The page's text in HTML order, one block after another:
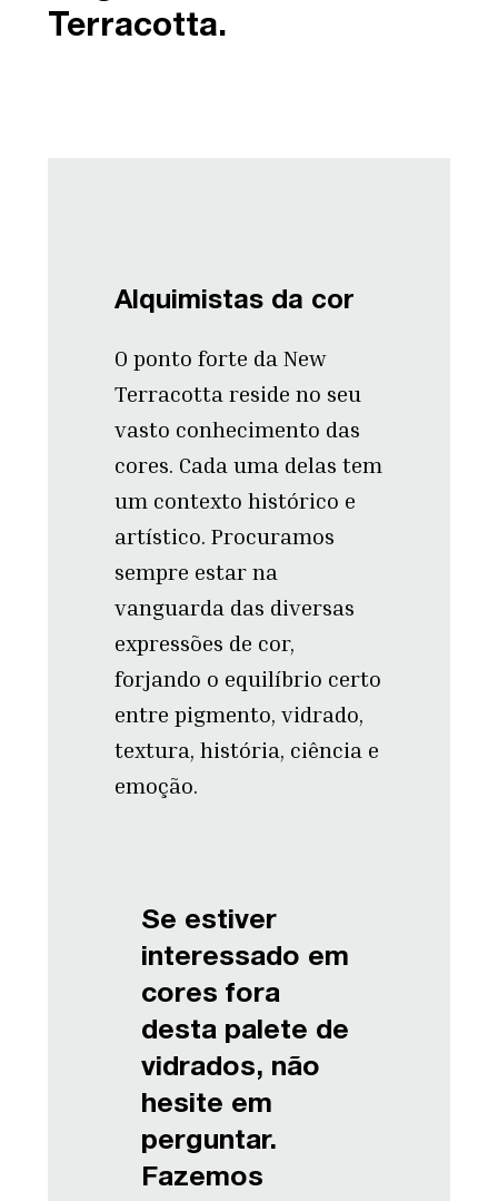
Terracotta.
Alquimistas da cor
O ponto forte da New
Terracotta reside no seu
vasto conhecimento das
cores. Cada uma delas tem
um contexto histórico e
artístico. Procuramos
sempre estar na
vanguarda das diversas
expressões de cor,
forjando o equilíbrio certo
entre pigmento, vidrado,
textura, história, ciência e
emoção.
Se estiver
interessado em
cores fora
desta palete de
vidrados, não
hesite em
perguntar.
Fazemos